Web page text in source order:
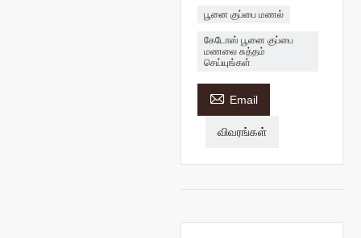
பூனை குப்பை மணல்
கேடோஸ் பூனை குப்பை
மணலை சுத்தம்
செய்யுங்கள்
 Email
விவரங்கள்